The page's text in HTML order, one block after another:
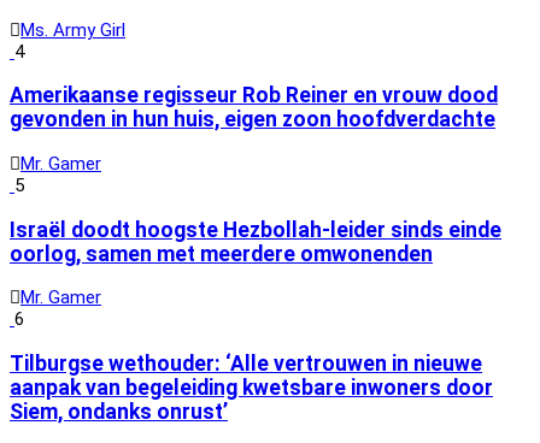
Ms. Army Girl
4
Amerikaanse regisseur Rob Reiner en vrouw dood
gevonden in hun huis, eigen zoon hoofdverdachte
Mr. Gamer
5
Israël doodt hoogste Hezbollah-leider sinds einde
oorlog, samen met meerdere omwonenden
Mr. Gamer
6
Tilburgse wethouder: ‘Alle vertrouwen in nieuwe
aanpak van begeleiding kwetsbare inwoners door
Siem, ondanks onrust’